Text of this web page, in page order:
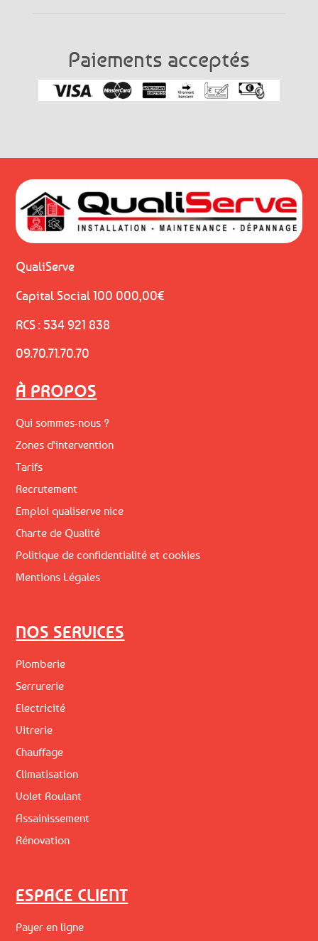
Paiements acceptés
QualiServe
Capital Social 100 000,00€
RCS : 534 921 838
09.70.71.70.70
À PROPOS
Qui sommes-nous ?
Zones d'intervention
Tarifs
Recrutement
Emploi qualiserve nice
Charte de Qualité
Politique de confidentialité et cookies
Mentions Légales
NOS SERVICES
Plomberie
Serrurerie
Electricité
Vitrerie
Chauffage
Climatisation
Volet Roulant
Assainissement
Rénovation
ESPACE CLIENT
Payer en ligne